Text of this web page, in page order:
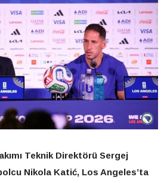
Teknik Direktörü Sergej
Nikola Katić, Los Angeles’ta